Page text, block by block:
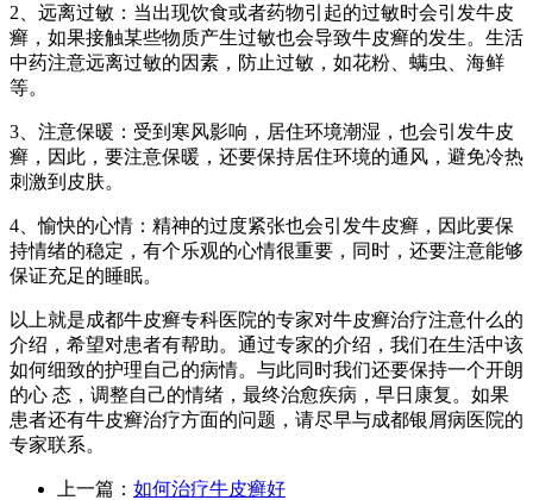
2、远离过敏：当出现饮食或者药物引起的过敏时会引发牛皮
癣，如果接触某些物质产生过敏也会导致牛皮癣的发生。生活
中药注意远离过敏的因素，防止过敏，如花粉、螨虫、海鲜
等。
3、注意保暖：受到寒风影响，居住环境潮湿，也会引发牛皮
癣，因此，要注意保暖，还要保持居住环境的通风，避免冷热
刺激到皮肤。
4、愉快的心情：精神的过度紧张也会引发牛皮癣，因此要保
持情绪的稳定，有个乐观的心情很重要，同时，还要注意能够
保证充足的睡眠。
以上就是成都牛皮癣专科医院的专家对牛皮癣治疗注意什么的
介绍，希望对患者有帮助。通过专家的介绍，我们在生活中该
如何细致的护理自己的病情。与此同时我们还要保持一个开朗
的心 态，调整自己的情绪，最终治愈疾病，早日康复。如果
患者还有牛皮癣治疗方面的问题，请尽早与成都银屑病医院的
专家联系。
上一篇： 如何治疗牛皮癣好